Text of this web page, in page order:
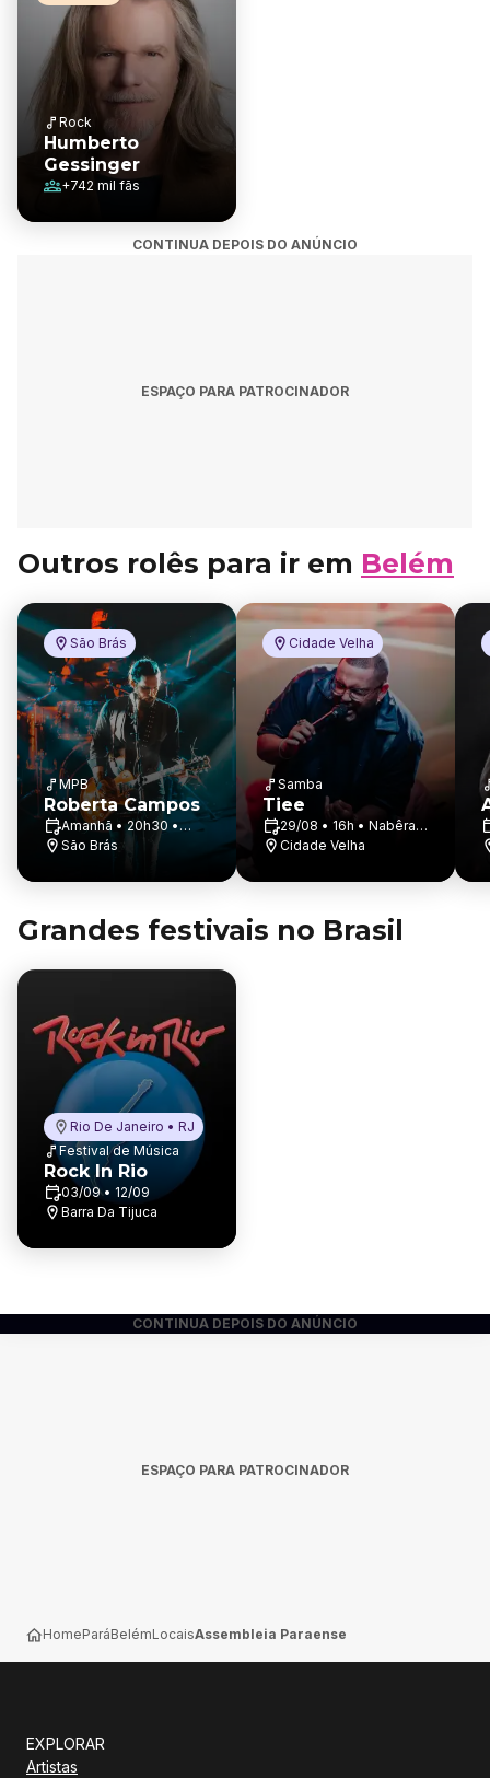
Rock
Humberto
Gessinger
+742 mil fãs
CONTINUA DEPOIS DO ANÚNCIO
ESPAÇO PARA PATROCINADOR
Outros rolês para ir em Belém
São Brás
MPB
Roberta Campos
Amanhã • 20h30 •
Teatro Estação
São Brás
Cidade Velha
Samba
Tiee
29/08 • 16h • Nabêra
Gastronomia E Cultura
Cidade Velha
Grandes festivais no Brasil
Rio De Janeiro • RJ
Festival de Música
Rock In Rio
03/09 • 12/09
Barra Da Tijuca
CONTINUA DEPOIS DO ANÚNCIO
ESPAÇO PARA PATROCINADOR
HomeParáBelémLocaisAssembleia Paraense
EXPLORAR
Artistas